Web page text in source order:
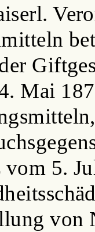
Mai
vom 5.
von